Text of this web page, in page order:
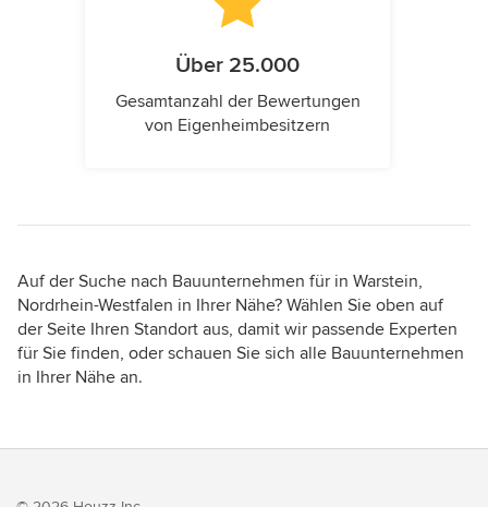
Über 25.000
Gesamtanzahl der Bewertungen
von Eigenheimbesitzern
Auf der Suche nach Bauunternehmen für in Warstein,
Nordrhein-Westfalen in Ihrer Nähe? Wählen Sie oben auf
der Seite Ihren Standort aus, damit wir passende Experten
für Sie finden, oder schauen Sie sich alle Bauunternehmen
in Ihrer Nähe an.